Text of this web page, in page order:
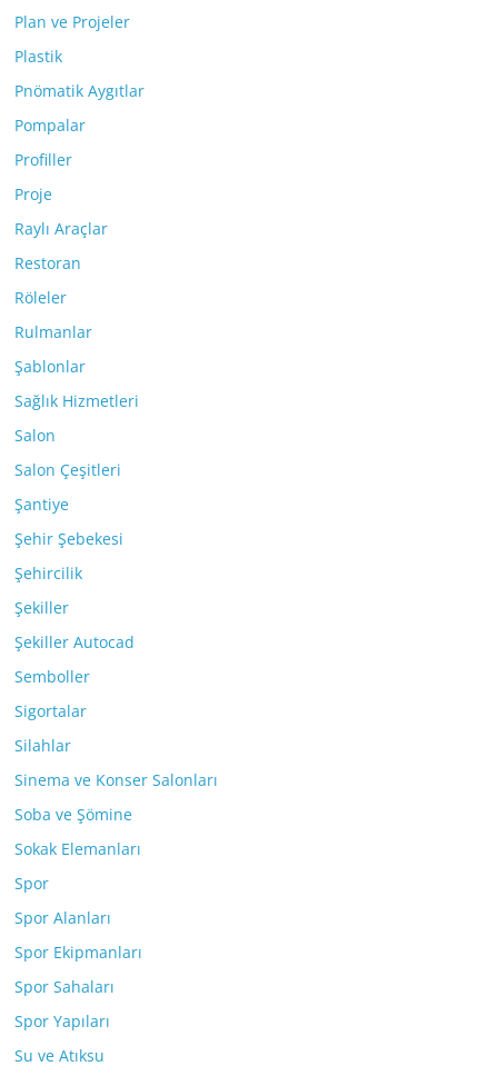
Plan ve Projeler
Plastik
Pnömatik Aygıtlar
Pompalar
Profiller
Proje
Raylı Araçlar
Restoran
Röleler
Rulmanlar
Şablonlar
Sağlık Hizmetleri
Salon
Salon Çeşitleri
Şantiye
Şehir Şebekesi
Şehircilik
Şekiller
Şekiller Autocad
Semboller
Sigortalar
Silahlar
Sinema ve Konser Salonları
Soba ve Şömine
Sokak Elemanları
Spor
Spor Alanları
Spor Ekipmanları
Spor Sahaları
Spor Yapıları
Su ve Atıksu